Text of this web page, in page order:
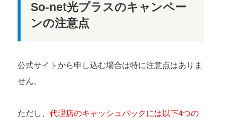
So-net光プラスのキャンペー
ンの注意点
公式サイトから申し込む場合は特に注意点はありま
せん。
ただし、 代理店のキャッシュバックには以下4つの